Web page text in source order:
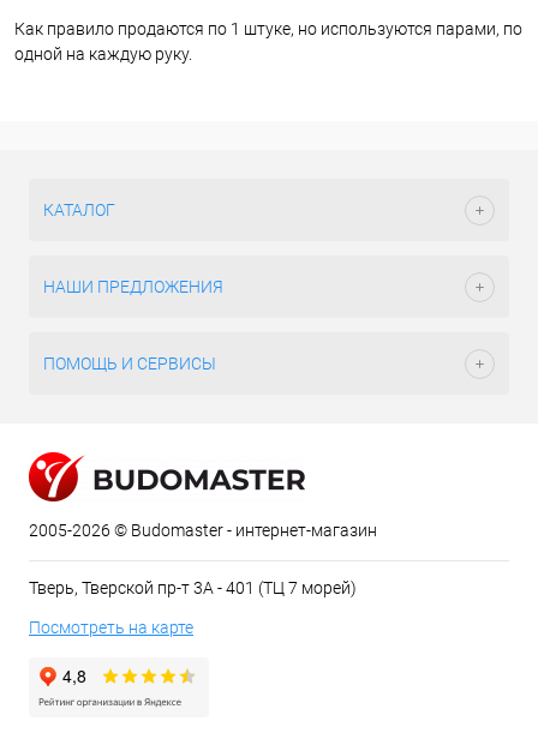
Как правило продаются по 1 штуке, но используются парами, по
одной на каждую руку.
КАТАЛОГ
НАШИ ПРЕДЛОЖЕНИЯ
ПОМОЩЬ И СЕРВИСЫ
2005-2026 © Budomaster - интернет-магазин
Тверь, Тверской пр-т 3А - 401 (ТЦ 7 морей)
Посмотреть на карте